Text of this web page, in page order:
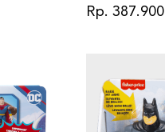
Rp. 387.900